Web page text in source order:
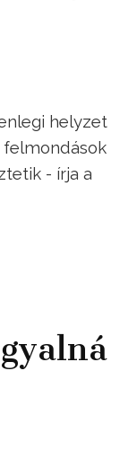
helyzet
- írja a